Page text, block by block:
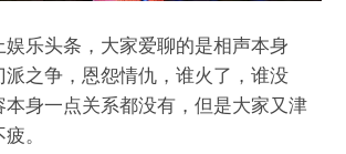
娱乐头条，大家爱聊的是相声本身
派之争，恩怨情仇，谁火了，谁没
本身一点关系都没有，但是大家又津
。